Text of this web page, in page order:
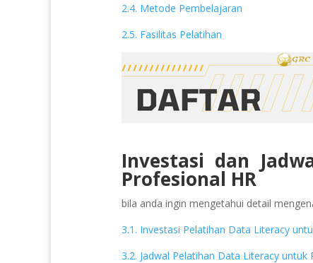
2.4. Metode Pembelajaran
2.5. Fasilitas Pelatihan
Investasi dan
Profesional HR
bila anda ingin mengetahui detail
3.1. Investasi Pelatihan Data Literacy
3.2. Jadwal Pelatihan Data Literacy untuk